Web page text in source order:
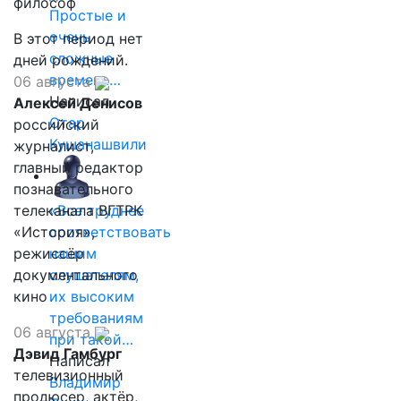
Простые и
очень
сложные
времена…
Написал
Отар
Кушанашвили
«Все труднее
соответствовать
нашим
слушателям,
их высоким
требованиям
при такой…
Написал
Владимир
В этот период нет
дней рождений.
06 августа
Алексей Денисов
российский
журналист,
главный редактор
познавательного
телеканала ВГТРК
«История»,
режиссёр
документального
кино
06 августа
Дэвид Гамбург
телевизионный
продюсер, актёр,